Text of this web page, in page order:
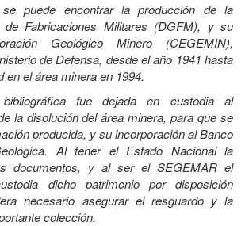
puede encontrar la producción de la
de Fabricaciones Militares (DGFM), y su
Geológico Minero (CEGEMIN),
de Defensa, desde el año 1941 hasta
en el área minera en 1994.
fue dejada en custodia al
la disolución del área minera, para que se
producida, y su incorporación al Banco
Al tener el Estado Nacional la
documentos, y al ser el SEGEMAR el
dicho patrimonio por disposición
necesario asegurar el resguardo y la
colección.